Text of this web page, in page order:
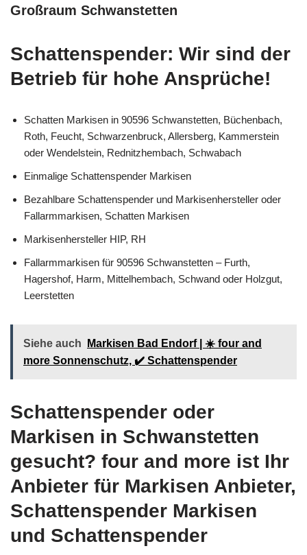
Großraum Schwanstetten
Schattenspender: Wir sind der
Betrieb für hohe Ansprüche!
Schatten Markisen in 90596 Schwanstetten, Büchenbach,
Roth, Feucht, Schwarzenbruck, Allersberg, Kammerstein
oder Wendelstein, Rednitzhembach, Schwabach
Einmalige Schattenspender Markisen
Bezahlbare Schattenspender und Markisenhersteller oder
Fallarmmarkisen, Schatten Markisen
Markisenhersteller HIP, RH
Fallarmmarkisen für 90596 Schwanstetten – Furth,
Hagershof, Harm, Mittelhembach, Schwand oder Holzgut,
Leerstetten
Siehe auch
Markisen Bad Endorf | ☀️ four and
more Sonnenschutz, ✔️ Schattenspender
Schattenspender oder
Markisen in Schwanstetten
gesucht? four and more ist Ihr
Anbieter für Markisen Anbieter,
Schattenspender Markisen
und Schattenspender